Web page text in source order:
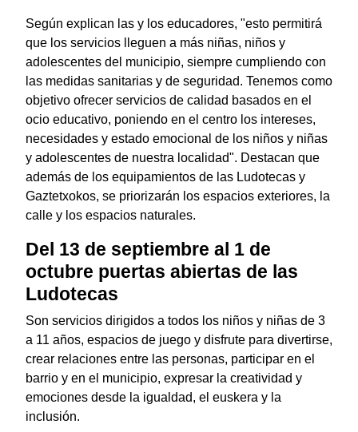
Según explican las y los educadores, "esto permitirá
que los servicios lleguen a más niñas, niños y
adolescentes del municipio, siempre cumpliendo con
las medidas sanitarias y de seguridad. Tenemos como
objetivo ofrecer servicios de calidad basados en el
ocio educativo, poniendo en el centro los intereses,
necesidades y estado emocional de los niños y niñas
y adolescentes de nuestra localidad". Destacan que
además de los equipamientos de las Ludotecas y
Gaztetxokos, se priorizarán los espacios exteriores, la
calle y los espacios naturales.
Del 13 de septiembre al 1 de
octubre puertas abiertas de las
Ludotecas
Son servicios dirigidos a todos los niños y niñas de 3
a 11 años, espacios de juego y disfrute para divertirse,
crear relaciones entre las personas, participar en el
barrio y en el municipio, expresar la creatividad y
emociones desde la igualdad, el euskera y la
inclusión.